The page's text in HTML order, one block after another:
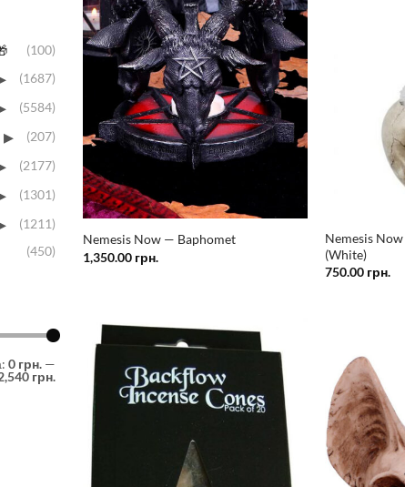
Nemesis Now — Baphomet
1,350.00 грн.
Nemesis
(White)
750.00 грн.
Додати
список
бажань
(100)
(1687)
(5584)
▸ (207)
(2177)
(1301)
(1211)
(450)
0 грн. —
грн.